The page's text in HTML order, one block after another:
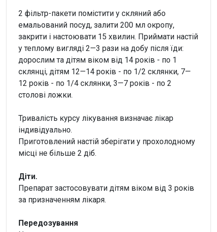
2 фільтр-пакети помістити у скляний або
емальований посуд, залити 200 мл окропу,
закрити і настоювати 15 хвилин. Приймати настій
у теплому вигляді 2—3 рази на добу після їди:
дорослим та дітям віком від 14 років - по 1
склянці, дітям 12—14 років - по 1/2 склянки, 7—
12 років - по 1/4 склянки, 3—7 років - по 2
столові ложки.
Тривалість курсу лікування визначає лікар
індивідуально.
Приготовлений настій зберігати у прохолодному
місці не більше 2 діб.
Діти.
Препарат застосовувати дітям віком від 3 років
за призначенням лікаря.
Передозування